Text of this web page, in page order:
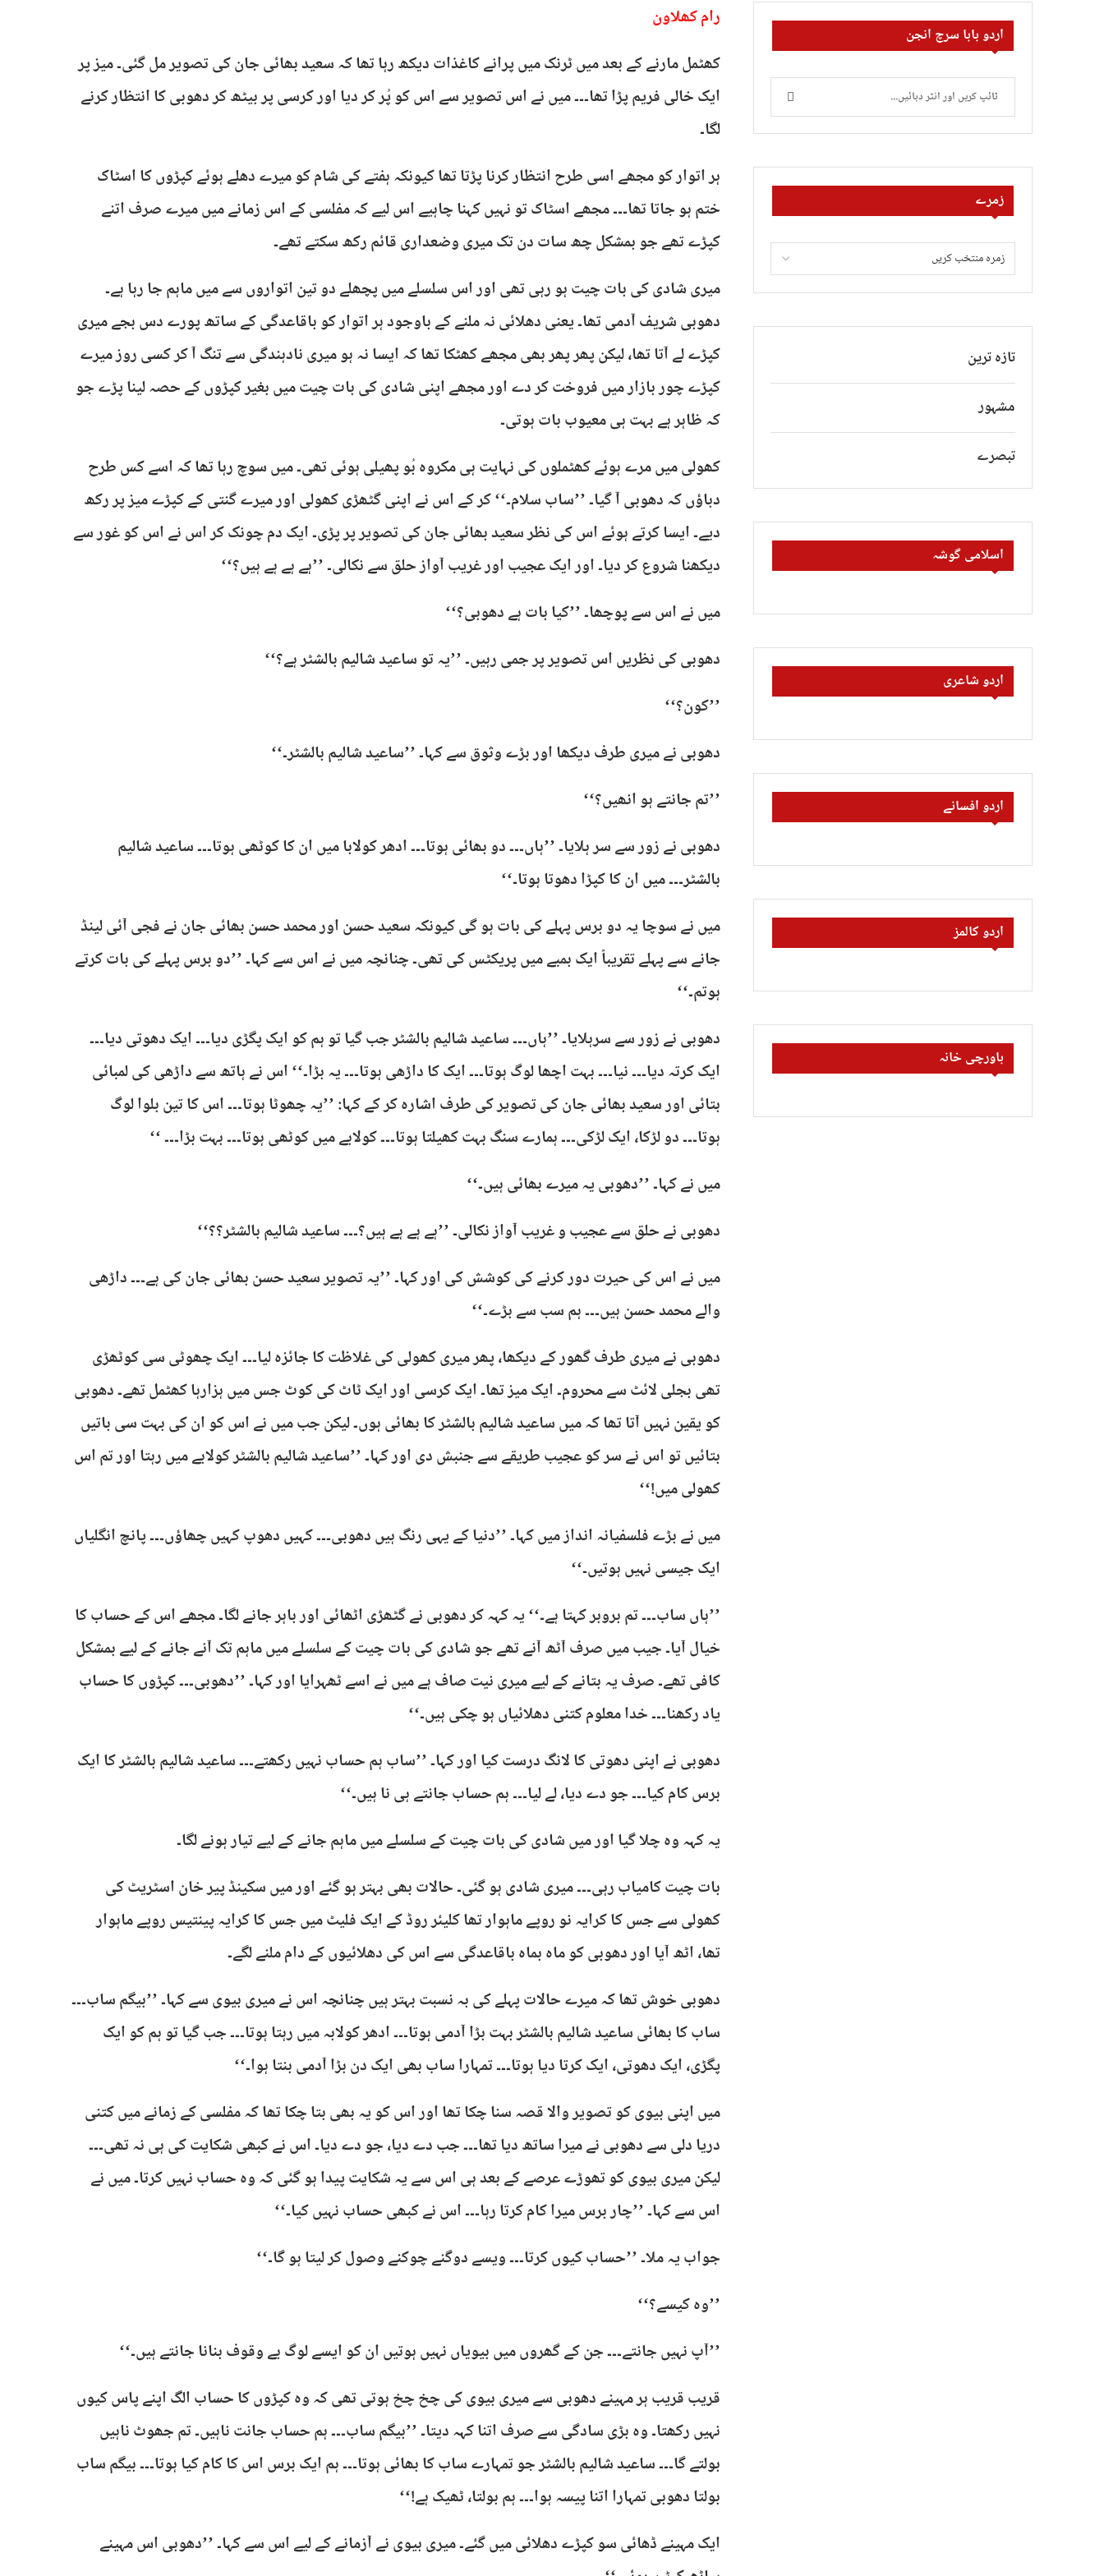
رام کھلاون
کھٹمل مارنے کے بعد میں ٹرنک میں پرانے کاغذات دیکھ رہا تھا کہ سعید بھائی جان کی تصویر مل گئی۔ میز پر
ایک خالی فریم پڑا تھا۔۔۔ میں نے اس تصویر سے اس کو پُر کر دیا اور کرسی پر بیٹھ کر دھوبی کا انتظار کرنے
لگا۔
ہر اتوار کو مجھے اسی طرح انتظار کرنا پڑتا تھا کیونکہ ہفتے کی شام کو میرے دھلے ہوئے کپڑوں کا اسٹاک
ختم ہو جاتا تھا۔۔۔ مجھے اسٹاک تو نہیں کہنا چاہیے اس لیے کہ مفلسی کے اس زمانے میں میرے صرف اتنے
کپڑے تھے جو بمشکل چھ سات دن تک میری وضعداری قائم رکھ سکتے تھے۔
میری شادی کی بات چیت ہو رہی تھی اور اس سلسلے میں پچھلے دو تین اتواروں سے میں ماہم جا رہا ہے۔
دھوبی شریف آدمی تھا۔ یعنی دھلائی نہ ملنے کے باوجود ہر اتوار کو باقاعدگی کے ساتھ پورے دس بجے میری
کپڑے لے آتا تھا، لیکن پھر پھر بھی مجھے کھٹکا تھا کہ ایسا نہ ہو میری نادہندگی سے تنگ آ کر کسی روز میرے
کپڑے چور بازار میں فروخت کر دے اور مجھے اپنی شادی کی بات چیت میں بغیر کپڑوں کے حصہ لینا پڑے جو
کہ ظاہر ہے بہت ہی معیوب بات ہوتی۔
کھولی میں مرے ہوئے کھٹملوں کی نہایت ہی مکروہ بُو پھیلی ہوئی تھی۔ میں سوچ رہا تھا کہ اسے کس طرح
دباؤں کہ دھوبی آ گیا۔ ’’ساب سلام۔‘‘ کر کے اس نے اپنی گٹھڑی کھولی اور میرے گنتی کے کپڑے میز پر رکھ
دیے۔ ایسا کرتے ہوئے اس کی نظر سعید بھائی جان کی تصویر پر پڑی۔ ایک دم چونک کر اس نے اس کو غور سے
دیکھنا شروع کر دیا۔ اور ایک عجیب اور غریب آواز حلق سے نکالی۔ ’’ہے ہے ہے ہیں؟‘‘
میں نے اس سے پوچھا۔ ’’کیا بات ہے دھوبی؟‘‘
دھوبی کی نظریں اس تصویر پر جمی رہیں۔ ’’یہ تو ساعید شالیم بالشٹر ہے؟‘‘
’’کون؟‘‘
دھوبی نے میری طرف دیکھا اور بڑے وثوق سے کہا۔ ’’ساعید شالیم بالشٹر۔‘‘
’’تم جانتے ہو انھیں؟‘‘
دھوبی نے زور سے سر ہلایا۔ ’’ہاں۔۔۔ دو بھائی ہوتا۔۔۔ ادھر کولابا میں ان کا کوٹھی ہوتا۔۔۔ ساعید شالیم
بالشٹر۔۔۔ میں ان کا کپڑا دھوتا ہوتا۔‘‘
میں نے سوچا یہ دو برس پہلے کی بات ہو گی کیونکہ سعید حسن اور محمد حسن بھائی جان نے فجی آئی لینڈ
جانے سے پہلے تقریباً ایک بمبے میں پریکٹس کی تھی۔ چنانچہ میں نے اس سے کہا۔ ’’دو برس پہلے کی بات کرتے
ہوتم۔‘‘
دھوبی نے زور سے سرہلایا۔ ’’ہاں۔۔۔ ساعید شالیم بالشٹر جب گیا تو ہم کو ایک پگڑی دیا۔۔۔ ایک دھوتی دیا۔۔۔
ایک کرتہ دیا۔۔۔ نیا۔۔۔ بہت اچھا لوگ ہوتا۔۔۔ ایک کا داڑھی ہوتا۔۔۔ یہ بڑا۔‘‘ اس نے ہاتھ سے داڑھی کی لمبائی
بتائی اور سعید بھائی جان کی تصویر کی طرف اشارہ کر کے کہا: ’’یہ چھوٹا ہوتا۔۔۔ اس کا تین بلوا لوگ
ہوتا۔۔۔ دو لڑکا، ایک لڑکی۔۔۔ ہمارے سنگ بہت کھیلتا ہوتا۔۔۔ کولابے میں کوٹھی ہوتا۔۔۔ بہت بڑا۔۔۔ ‘‘
میں نے کہا۔ ’’دھوبی یہ میرے بھائی ہیں۔‘‘
دھوبی نے حلق سے عجیب و غریب آواز نکالی۔ ’’ہے ہے ہے ہیں؟۔۔۔ ساعید شالیم بالشٹر؟؟‘‘
میں نے اس کی حیرت دور کرنے کی کوشش کی اور کہا۔ ’’یہ تصویر سعید حسن بھائی جان کی ہے۔۔۔ داڑھی
والے محمد حسن ہیں۔۔۔ ہم سب سے بڑے۔‘‘
دھوبی نے میری طرف گھور کے دیکھا، پھر میری کھولی کی غلاظت کا جائزہ لیا۔۔۔ ایک چھوٹی سی کوٹھڑی
تھی بجلی لائٹ سے محروم۔ ایک میز تھا۔ ایک کرسی اور ایک ٹاٹ کی کوٹ جس میں ہزارہا کھٹمل تھے۔ دھوبی
کو یقین نہیں آتا تھا کہ میں ساعید شالیم بالشٹر کا بھائی ہوں۔ لیکن جب میں نے اس کو ان کی بہت سی باتیں
بتائیں تو اس نے سر کو عجیب طریقے سے جنبش دی اور کہا۔ ’’ساعید شالیم بالشٹر کولابے میں رہتا اور تم اس
کھولی میں!‘‘
میں نے بڑے فلسفیانہ انداز میں کہا۔ ’’دنیا کے یہی رنگ ہیں دھوبی۔۔۔ کہیں دھوپ کہیں چھاؤں۔۔۔ پانچ انگلیاں
ایک جیسی نہیں ہوتیں۔‘‘
’’ہاں ساب۔۔۔ تم بروبر کہتا ہے۔‘‘ یہ کہہ کر دھوبی نے گٹھڑی اٹھائی اور باہر جانے لگا۔ مجھے اس کے حساب کا
خیال آیا۔ جیب میں صرف آٹھ آنے تھے جو شادی کی بات چیت کے سلسلے میں ماہم تک آنے جانے کے لیے بمشکل
کافی تھے۔ صرف یہ بتانے کے لیے میری نیت صاف ہے میں نے اسے ٹھہرایا اور کہا۔ ’’دھوبی۔۔۔ کپڑوں کا حساب
یاد رکھنا۔۔۔ خدا معلوم کتنی دھلائیاں ہو چکی ہیں۔‘‘
دھوبی نے اپنی دھوتی کا لانگ درست کیا اور کہا۔ ’’ساب ہم حساب نہیں رکھتے۔۔۔ ساعید شالیم بالشٹر کا ایک
برس کام کیا۔۔۔ جو دے دیا، لے لیا۔۔۔ ہم حساب جانتے ہی نا ہیں۔‘‘
یہ کہہ وہ چلا گیا اور میں شادی کی بات چیت کے سلسلے میں ماہم جانے کے لیے تیار ہونے لگا۔
بات چیت کامیاب رہی۔۔۔ میری شادی ہو گئی۔ حالات بھی بہتر ہو گئے اور میں سکینڈ پیر خان اسٹریٹ کی
کھولی سے جس کا کرایہ نو روپے ماہوار تھا کلیئر روڈ کے ایک فلیٹ میں جس کا کرایہ پینتیس روپے ماہوار
تھا، اٹھ آیا اور دھوبی کو ماہ بماہ باقاعدگی سے اس کی دھلائیوں کے دام ملنے لگے۔
دھوبی خوش تھا کہ میرے حالات پہلے کی بہ نسبت بہتر ہیں چنانچہ اس نے میری بیوی سے کہا۔ ’’بیگم ساب۔۔۔
ساب کا بھائی ساعید شالیم بالشٹر بہت بڑا آدمی ہوتا۔۔۔ ادھر کولابہ میں رہتا ہوتا۔۔۔ جب گیا تو ہم کو ایک
پگڑی، ایک دھوتی، ایک کرتا دیا ہوتا۔۔۔ تمہارا ساب بھی ایک دن بڑا آدمی بنتا ہوا۔‘‘
میں اپنی بیوی کو تصویر والا قصہ سنا چکا تھا اور اس کو یہ بھی بتا چکا تھا کہ مفلسی کے زمانے میں کتنی
دریا دلی سے دھوبی نے میرا ساتھ دیا تھا۔۔۔ جب دے دیا، جو دے دیا۔ اس نے کبھی شکایت کی ہی نہ تھی۔۔۔
لیکن میری بیوی کو تھوڑے عرصے کے بعد ہی اس سے یہ شکایت پیدا ہو گئی کہ وہ حساب نہیں کرتا۔ میں نے
اس سے کہا۔ ’’چار برس میرا کام کرتا رہا۔۔۔ اس نے کبھی حساب نہیں کیا۔‘‘
جواب یہ ملا۔ ’’حساب کیوں کرتا۔۔۔ ویسے دوگنے چوکنے وصول کر لیتا ہو گا۔‘‘
’’وہ کیسے؟‘‘
’’آپ نہیں جانتے۔۔۔ جن کے گھروں میں بیویاں نہیں ہوتیں ان کو ایسے لوگ بے وقوف بنانا جانتے ہیں۔‘‘
قریب قریب ہر مہینے دھوبی سے میری بیوی کی چخ چخ ہوتی تھی کہ وہ کپڑوں کا حساب الگ اپنے پاس کیوں
نہیں رکھتا۔ وہ بڑی سادگی سے صرف اتنا کہہ دیتا۔ ’’بیگم ساب۔۔۔ ہم حساب جانت ناہیں۔ تم جھوٹ ناہیں
بولتے گا۔۔۔ ساعید شالیم بالشٹر جو تمہارے ساب کا بھائی ہوتا۔۔۔ ہم ایک برس اس کا کام کیا ہوتا۔۔۔ بیگم ساب
بولتا دھوبی تمہارا اتنا پیسہ ہوا۔۔۔ ہم بولتا، ٹھیک ہے!‘‘
ایک مہینے ڈھائی سو کپڑے دھلائی میں گئے۔ میری بیوی نے آزمانے کے لیے اس سے کہا۔ ’’دھوبی اس مہینے
اردو بابا سرچ انجن
زمرے
تازہ ترین
مشہور
تبصرے
اسلامی گوشہ
اردو شاعری
اردو افسانے
اردو کالمز
باورچی خانہ